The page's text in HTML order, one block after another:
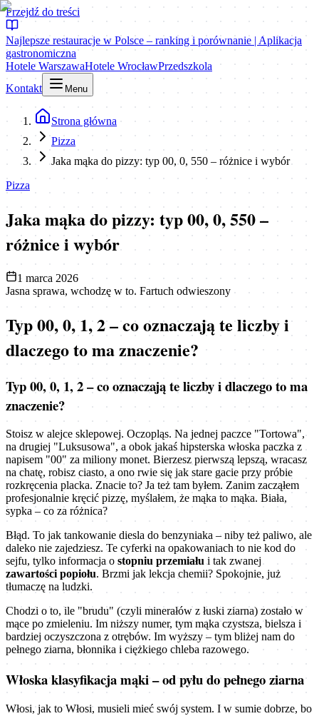
Przejdź do treści
Najlepsze restauracje w Polsce – ranking i porównanie | Aplikacja
gastronomiczna
Hotele WarszawaHotele WrocławPrzedszkola
Kontakt
Menu
Strona główna
Pizza
Jaka mąka do pizzy: typ 00, 0, 550 – różnice i wybór
Pizza
Jaka mąka do pizzy: typ 00, 0, 550 –
różnice i wybór
1 marca 2026
Jasna sprawa, wchodzę w to. Fartuch odwieszony
Typ 00, 0, 1, 2 – co oznaczają te liczby i
dlaczego to ma znaczenie?
Typ 00, 0, 1, 2 – co oznaczają te liczby i dlaczego to ma
znaczenie?
Stoisz w alejce sklepowej. Oczopląs. Na jednej paczce "Tortowa",
na drugiej "Luksusowa", a obok jakaś hipsterska włoska paczka z
napisem "00" za miliony monet. Bierzesz pierwszą lepszą, wracasz
na chatę, robisz ciasto, a ono rwie się jak stare gacie przy próbie
rozkręcenia placka. Znacie to? Ja też tam byłem. Zanim zacząłem
profesjonalnie kręcić pizzę, myślałem, że mąka to mąka. Biała,
sypka – co za różnica?
Błąd. To jak tankowanie diesla do benzyniaka – niby też paliwo, ale
daleko nie zajedziesz. Te cyferki na opakowaniach to nie kod do
sejfu, tylko informacja o stopniu przemiałui tak zwanej
zawartości popiołu. Brzmi jak lekcja chemii? Spokojnie, już
tłumaczę na ludzki.
Chodzi o to, ile "brudu" (czyli minerałów z łuski ziarna) zostało w
mące po zmieleniu. Im niższy numer, tym mąka czystsza, bielsza i
bardziej oczyszczona z otrębów. Im wyższy – tym bliżej nam do
pełnego ziarna, błonnika i ciężkiego chleba razowego.
Włoska klasyfikacja mąki – od pyłu do pełnego ziarna
Włosi, jak to Włosi, musieli mieć swój system. I w sumie dobrze, bo